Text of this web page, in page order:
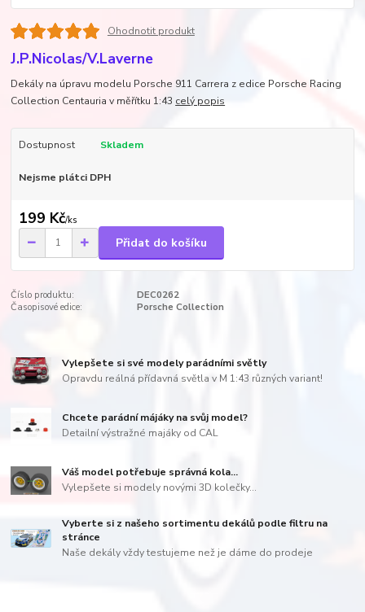
Ohodnotit produkt
J.P.Nicolas/V.Laverne
Dekály na úpravu modelu Porsche 911 Carrera z edice Porsche Racing
Collection Centauria v měřítku 1:43 celý popis
Dostupnost Skladem
Nejsme plátci DPH
199 Kč/ks
Přidat do košíku
Číslo produktu:
DEC0262
Časopisové edice:
Porsche Collection
Vylepšete si své modely parádními světly
Opravdu reálná přídavná světla v M 1:43 různých variant!
Chcete parádní májáky na svůj model?
Detailní výstražné majáky od CAL
Váš model potřebuje správná kola...
Vylepšete si modely novými 3D kolečky...
Vyberte si z našeho sortimentu dekálů podle filtru na
stránce
Naše dekály vždy testujeme než je dáme do prodeje